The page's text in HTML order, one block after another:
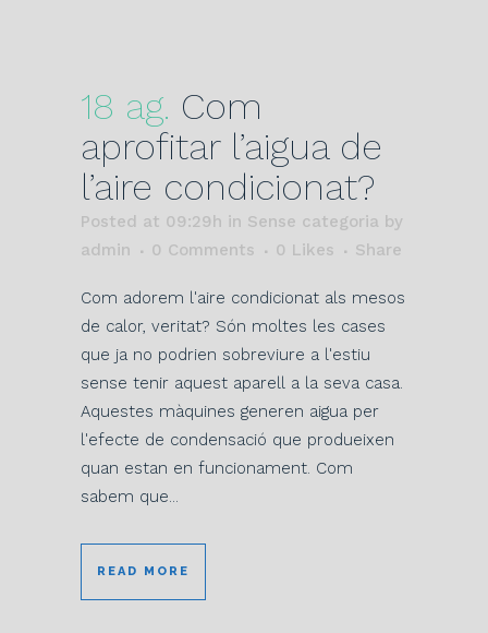
18 ag. Com
aprofitar l’aigua de
l’aire condicionat?
Posted at 09:29h in Sense categoria by
admin
0 Comments 0 Likes Share
Com adorem l'aire condicionat als mesos
de calor, veritat? Són moltes les cases
que ja no podrien sobreviure a l'estiu
sense tenir aquest aparell a la seva casa.
Aquestes màquines generen aigua per
l'efecte de condensació que produeixen
quan estan en funcionament. Com
sabem que...
READ MORE